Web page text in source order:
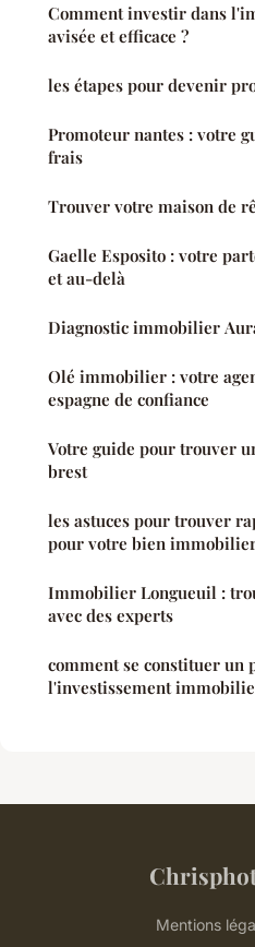
Comment investir dans
avisée et efficace ?
les étapes pour devenir
Promoteur nantes : votre
frais
Trouver votre maison de
Gaelle Esposito : votre
et au-delà
Diagnostic immobilier
Olé immobilier : votre
espagne de confiance
Votre guide pour trouver
brest
les astuces pour trouver
pour votre bien
Immobilier Longueuil :
avec des experts
comment se constituer un
l'investissement
Mentions